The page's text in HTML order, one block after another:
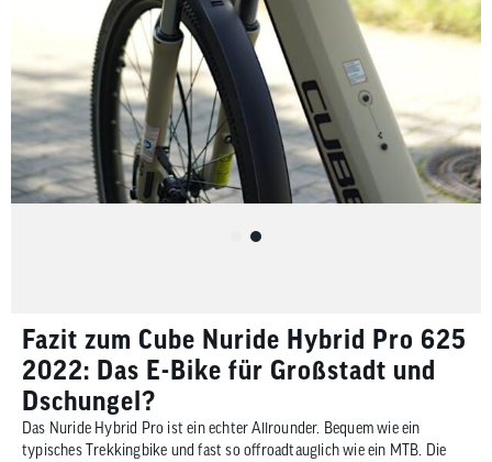
Fazit zum Cube Nuride Hybrid Pro 625
2022: Das E-Bike für Großstadt und
Dschungel?
Das Nuride Hybrid Pro ist ein echter Allrounder. Bequem wie ein
typisches Trekkingbike und fast so offroadtauglich wie ein MTB. Die